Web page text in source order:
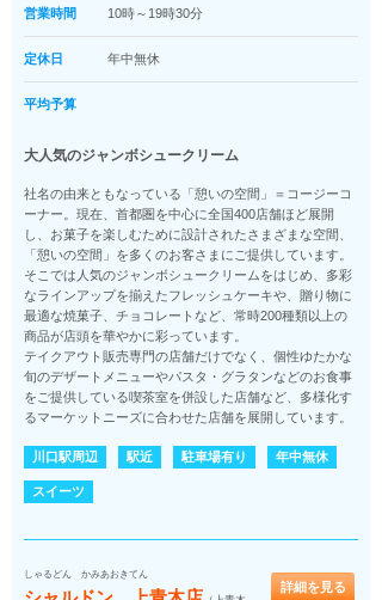
営業時間 10時～19時30分
定休日 年中無休
平均予算
大人気のジャンボシュークリーム
社名の由来ともなっている「憩いの空間」＝コージーコ
ーナー。現在、首都圏を中心に全国400店舗ほど展開
し、お菓子を楽しむために設計されたさまざまな空間、
「憩いの空間」を多くのお客さまにご提供しています。
そこでは人気のジャンボシュークリームをはじめ、多彩
なラインアップを揃えたフレッシュケーキや、贈り物に
最適な焼菓子、チョコレートなど、常時200種類以上の
商品が店頭を華やかに彩っています。
テイクアウト販売専門の店舗だけでなく、個性ゆたかな
旬のデザートメニューやパスタ・グラタンなどのお食事
をご提供している喫茶室を併設した店舗など、多様化す
るマーケットニーズに合わせた店舗を展開しています。
川口駅周辺 駅近 駐車場有り 年中無休
スイーツ
しゃるどん かみあおきてん
詳細を見る